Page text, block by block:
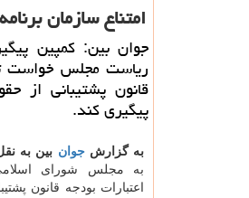
امتناع سازمان
جوان بین: كمپین
ریاست مجلس خواست
قانون پشتیبانی از
پیگیری كند.
به گزارشجوان بین به
به مجلس شورای
اعتبارات بودجه قانون